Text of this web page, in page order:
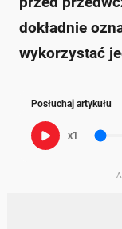
dokładnie
wykorzystać
Posłuchaj artykułu
x1